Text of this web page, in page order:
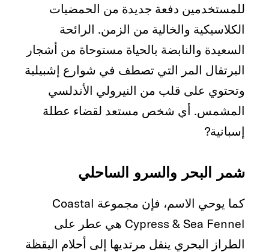
للمستخدمين دفعة جديدة من الحمضيات
الكلاسيكية والخالية من الزمن. الرائحة
السعيدة والنابضة بالحياة مستوحاة من أشجار
البرتقال المر التي تصطف في شوارع إشبيلية
وتحتوي على قلب من النيرولي الأندلسي
المشمس. أي شخص مستعد لقضاء عطلة
إسبانية?
شمر البحر والسرو الساحلي
كما يوحي الاسم، فإن مجموعة Coastal
Cypress & Sea Fennel هي عطر على
الطراز البحري ينقل مرتديها إلى أحلام اليقظة